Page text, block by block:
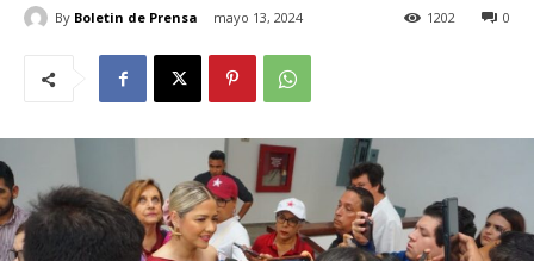
By Boletin de Prensa mayo 13, 2024 0
1202